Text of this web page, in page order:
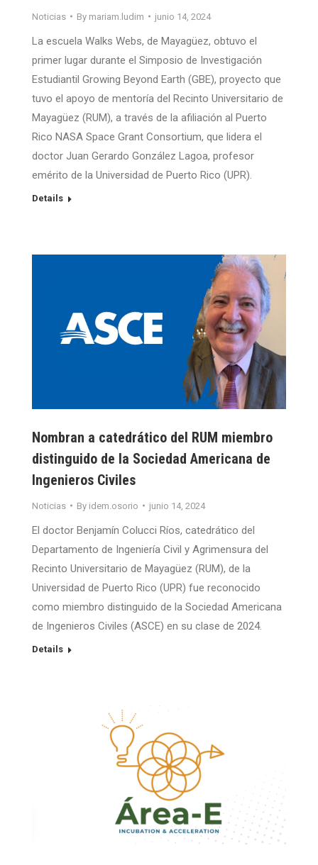
Noticias By mariam.ludim junio 14, 2024
La escuela Walks Webs, de Mayagüez, obtuvo el
primer lugar durante el Simposio de Investigación
Estudiantil Growing Beyond Earth (GBE), proyecto que
tuvo el apoyo de mentoría del Recinto Universitario de
Mayagüez (RUM), a través de la afiliación al Puerto
Rico NASA Space Grant Consortium, que lidera el
doctor Juan Gerardo González Lagoa, profesor
emérito de la Universidad de Puerto Rico (UPR).
Details
Nombran a catedrático del RUM miembro
distinguido de la Sociedad Americana de
Ingenieros Civiles
Noticias By idem.osorio junio 14, 2024
El doctor Benjamín Colucci Ríos, catedrático del
Departamento de Ingeniería Civil y Agrimensura del
Recinto Universitario de Mayagüez (RUM), de la
Universidad de Puerto Rico (UPR) fue reconocido
como miembro distinguido de la Sociedad Americana
de Ingenieros Civiles (ASCE) en su clase de 2024.
Details